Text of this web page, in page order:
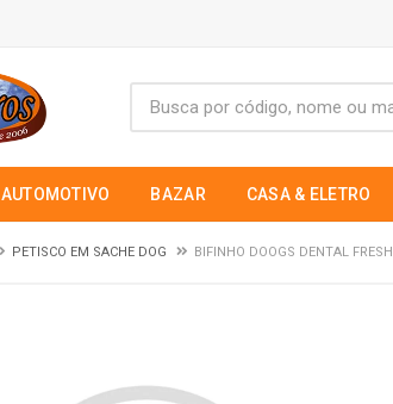
AUTOMOTIVO BAZAR CASA & ELETRO
PETISCO EM SACHE DOG BIFINHO DOOGS DENTAL FRESH